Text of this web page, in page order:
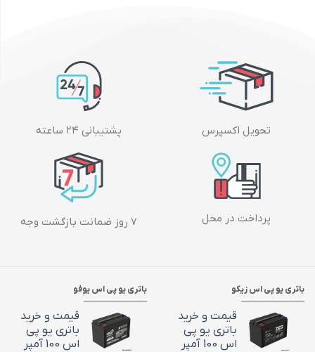
تحویل اکسپرس پشتیبانی ۲۴ ساعته
پرداخت در محل ۷ روز ضمانت بازگشت وجه
باتری یو پی اس زیکو
قیمت و خرید
باتری یو پی
اس 100 آمپر
باتری یو پی اس یوفو
قیمت و خرید
باتری یو پی
اس 100 آمپر